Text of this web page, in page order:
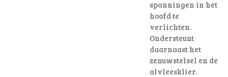
spanningen in het
hoofd te
verlichten.
Ondersteunt
daarnaast het
zenuwstelsel en de
alvleesklier.